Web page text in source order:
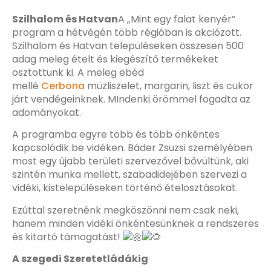
Szilhalom és HatvanA „Mint egy falat kenyér”
program a hétvégén több régióban is akciózott.
Szilhalom és Hatvan településeken összesen 500
adag meleg ételt és kiegészítő termékeket
osztottunk ki. A meleg ebéd
mellé Cerbona müzliszelet, margarin, liszt és cukor
járt vendégeinknek. MIndenki örömmel fogadta az
adományokat.
A programba egyre több és több önkéntes
kapcsolódik be vidéken. Báder Zsuzsi személyében
most egy újabb területi szervezővel bővültünk, aki
szintén munka mellett, szabadidejében szervezi a
vidéki, kistelepüléseken történő ételosztásokat.
Ezúttal szeretnénk megköszönni nem csak neki,
hanem minden vidéki önkéntesünknek a rendszeres
és kitartó támogatást!
A szegedi Szeretetládákig